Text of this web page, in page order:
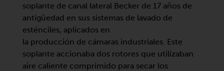
soplante de canal lateral Becker de 17 años de
antigüedad en sus sistemas de lavado de
esténciles, aplicados en
la producción de cámaras industriales. Este
soplante accionaba dos rotores que utilizaban
aire caliente comprimido para secar los